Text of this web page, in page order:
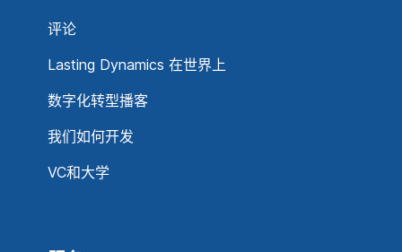
评论
Lasting Dynamics 在世界上
数字化转型播客
我们如何开发
VC和大学